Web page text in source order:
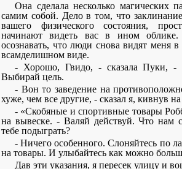
Она сделала несколько магических
самим собой. Дело в том, что
вашего физического состояния,
начинают видеть вас в ином
осознавать, что люди снова видят меня
всамделишном виде.
- Хорошо, Гвидо, - сказала Пуки, -
Выбирай цель.
- Вон то заведение на
хуже, чем все другие, - сказал я, кивнув
- «Скобяные и спортивные товары
на вывеске. - Валяй действуй. Что нам
тебе подыграть?
- Ничего особенного. Слоняйтесь по
на товары. И улыбайтесь как можно
Дав эти указания, я пересек улицу и